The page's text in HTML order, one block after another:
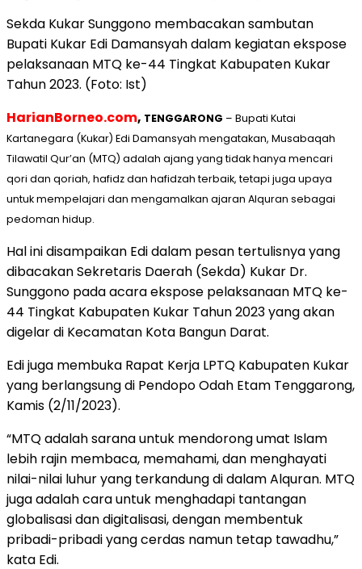
Sekda Kukar Sunggono membacakan sambutan
Bupati Kukar Edi Damansyah dalam kegiatan ekspose
pelaksanaan MTQ ke-44 Tingkat Kabupaten Kukar
Tahun 2023. (Foto: Ist)
HarianBorneo.com, TENGGARONG – Bupati Kutai
Kartanegara (Kukar) Edi Damansyah mengatakan, Musabaqah
Tilawatil Qur’an (MTQ) adalah ajang yang tidak hanya mencari
qori dan qoriah, hafidz dan hafidzah terbaik, tetapi juga upaya
untuk mempelajari dan mengamalkan ajaran Alquran sebagai
pedoman hidup.
Hal ini disampaikan Edi dalam pesan tertulisnya yang
dibacakan Sekretaris Daerah (Sekda) Kukar Dr.
Sunggono pada acara ekspose pelaksanaan MTQ ke-
44 Tingkat Kabupaten Kukar Tahun 2023 yang akan
digelar di Kecamatan Kota Bangun Darat.
Edi juga membuka Rapat Kerja LPTQ Kabupaten Kukar
yang berlangsung di Pendopo Odah Etam Tenggarong,
Kamis (2/11/2023).
“MTQ adalah sarana untuk mendorong umat Islam
lebih rajin membaca, memahami, dan menghayati
nilai-nilai luhur yang terkandung di dalam Alquran. MTQ
juga adalah cara untuk menghadapi tantangan
globalisasi dan digitalisasi, dengan membentuk
pribadi-pribadi yang cerdas namun tetap tawadhu,”
kata Edi.